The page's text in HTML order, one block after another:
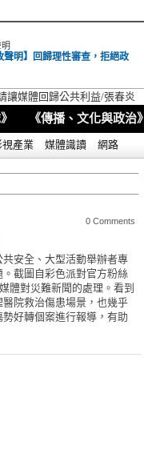
聲明】回歸理性審查，拒絕政
讓媒體回歸公共利益/張春炎
《傳播、文化與政治》
視產業 媒體識讀 網路
0 Comments
安全、大型活動舉辦者專
截圖自彩色派對官方粉絲
體對災難新聞的處理。看到
院救治傷患場景，也幾乎
好轉個案進行報導，有助